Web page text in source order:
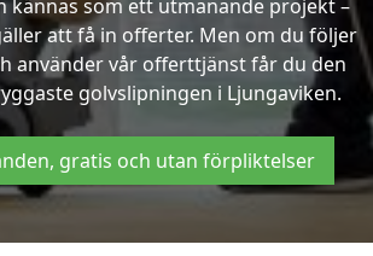
kännas som ett utmanande projekt –
att få in offerter. Men om du följer
använder vår offerttjänst får du den
golvslipningen i Ljungaviken.
gratis och utan förpliktelser